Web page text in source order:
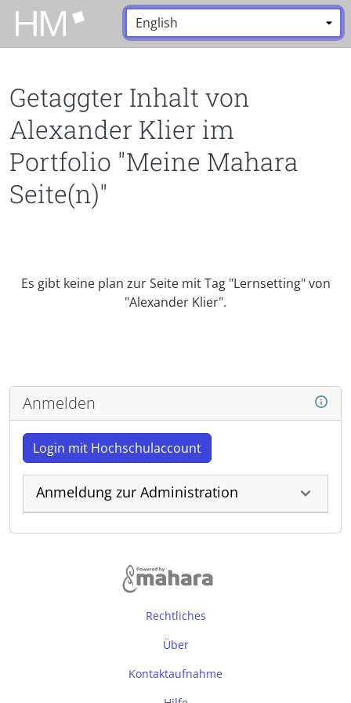
Zum Hauptinhalt zurückspringen
Sprache:
Getaggter Inhalt von
Alexander Klier im
Portfolio "Meine Mahara
Seite(n)"
Es gibt keine plan zur Seite mit Tag "Lernsetting" von
"Alexander Klier".
Anmelden
Login mit Hochschulaccount
Anmeldung zur Administration
Rechtliches
Über
Kontaktaufnahme